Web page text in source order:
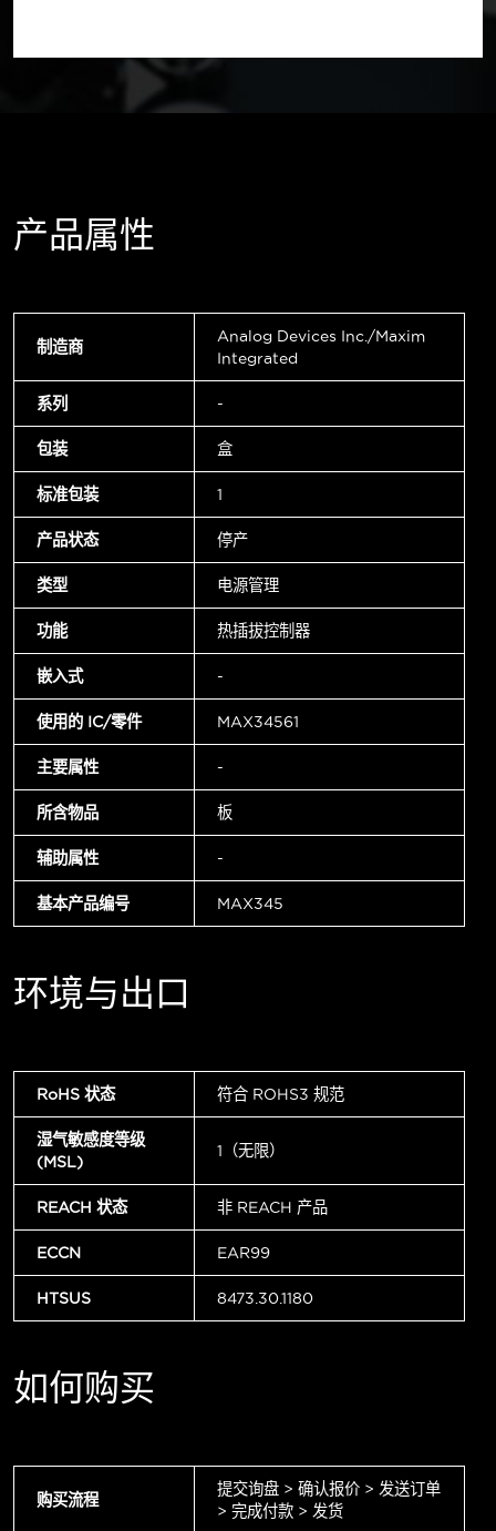
产品属性
制造商
Analog Devices Inc./Maxim
Integrated
系列 -
包装 盒
标准包装 1
产品状态 停产
类型 电源管理
功能 热插拔控制器
嵌入式 -
使用的 IC/零件 MAX34561
主要属性 -
所含物品 板
辅助属性 -
基本产品编号 MAX345
环境与出口
RoHS 状态 符合 ROHS3 规范
湿气敏感度等级
(MSL)
1（无限）
REACH 状态 非 REACH 产品
ECCN EAR99
HTSUS 8473.30.1180
如何购买
购买流程
提交询盘 > 确认报价 > 发送订单
> 完成付款 > 发货